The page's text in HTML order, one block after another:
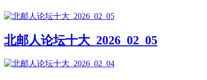
北邮人论坛十大_2026_02_05